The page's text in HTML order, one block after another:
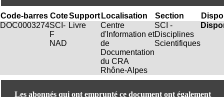
Code-barres CoteSupport Localisation Section
DOC0003274SCI-
F
NAD
Livre
Centre
d'Information et
de
Documentation
du CRA
Rhône-Alpes
SCI -
Disciplines
Scientifiques
Les abonnés qui ont emprunté ce document ont également
F
-
6
R
N